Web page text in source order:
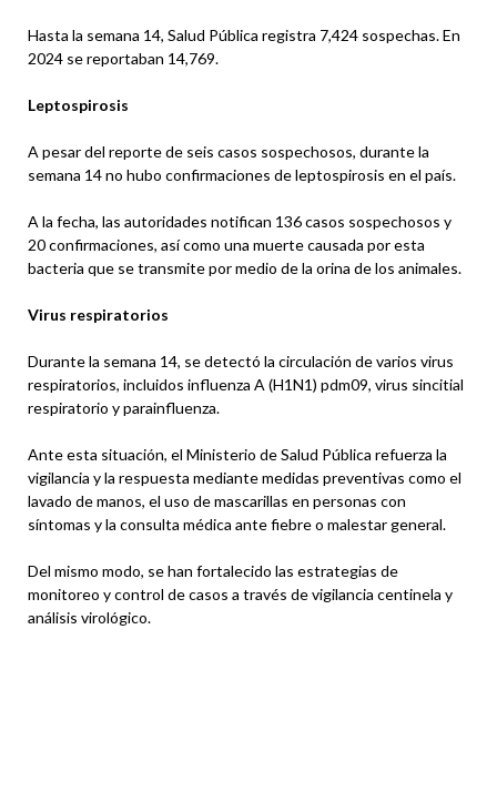
Hasta la semana 14, Salud Pública registra 7,424 sospechas. En
2024 se reportaban 14,769.
Leptospirosis
A pesar del reporte de seis casos sospechosos, durante la
semana 14 no hubo confirmaciones de leptospirosis en el país.
A la fecha, las autoridades notifican 136 casos sospechosos y
20 confirmaciones, así como una muerte causada por esta
bacteria que se transmite por medio de la orina de los animales.
Virus respiratorios
Durante la semana 14, se detectó la circulación de varios virus
respiratorios, incluidos influenza A (H1N1) pdm09, virus sincitial
respiratorio y parainfluenza.
Ante esta situación, el Ministerio de Salud Pública refuerza la
vigilancia y la respuesta mediante medidas preventivas como el
lavado de manos, el uso de mascarillas en personas con
síntomas y la consulta médica ante fiebre o malestar general.
Del mismo modo, se han fortalecido las estrategias de
monitoreo y control de casos a través de vigilancia centinela y
análisis virológico.